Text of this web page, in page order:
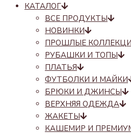
КАТАЛОГ
ВСЕ ПРОДУКТЫ
НОВИНКИ
ПРОШЛЫЕ
РУБАШКИ И ТОПЫ
ПЛАТЬЯ
ФУТБОЛКИ И МАЙКИ
БРЮКИ И ДЖИНСЫ
ВЕРХНЯЯ ОДЕЖДА
ЖАКЕТЫ
КАШЕМИР И